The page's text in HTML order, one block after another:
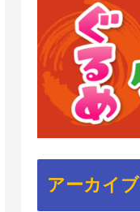
アーカイブ